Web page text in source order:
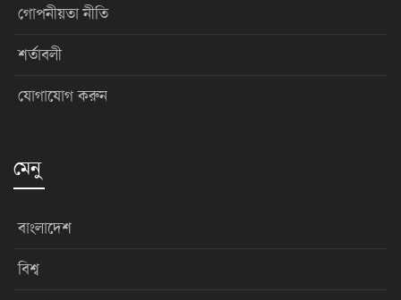
গোপনীয়তা নীতি
শর্তাবলী
যোগাযোগ করুন
মেনু
বাংলাদেশ
বিশ্ব